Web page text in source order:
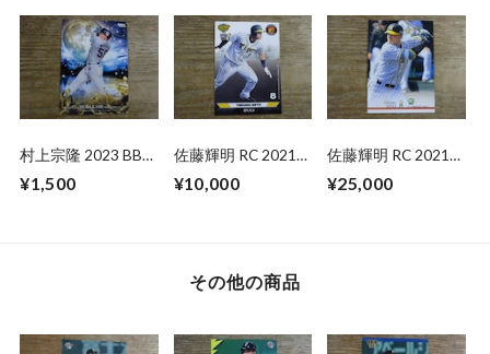
村上宗隆 2023 BBM
¥1,500
佐藤輝明 RC 2021
ROOKIES&STARS
¥10,000
佐藤輝明 RC 2021
ン
¥25,000
その他の商品